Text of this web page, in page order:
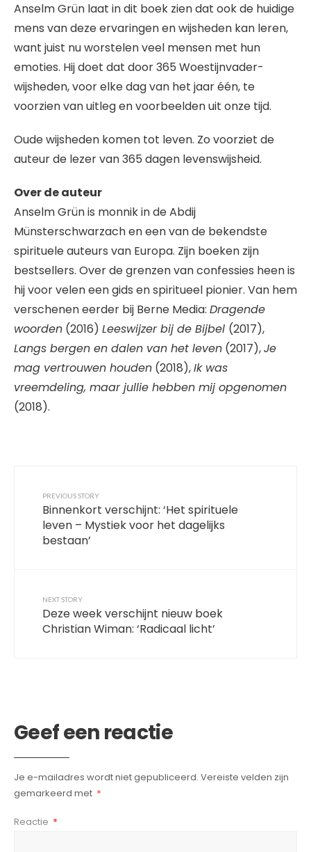
Anselm Grün laat in dit boek zien dat ook de huidige
mens van deze ervaringen en wijsheden kan leren,
want juist nu worstelen veel mensen met hun
emoties. Hij doet dat door 365 Woestijnvader-
wijsheden, voor elke dag van het jaar één, te
voorzien van uitleg en voorbeelden uit onze tijd.
Oude wijsheden komen tot leven. Zo voorziet de
auteur de lezer van 365 dagen levenswijsheid.
Over de auteur
Anselm Grün is monnik in de Abdij
Münsterschwarzach en een van de bekendste
spirituele auteurs van Europa. Zijn boeken zijn
bestsellers. Over de grenzen van confessies heen is
hij voor velen een gids en spiritueel pionier. Van hem
verschenen eerder bij Berne Media: Dragende
woorden (2016) Leeswijzer bij de Bijbel (2017),
Langs bergen en dalen van het leven (2017),Je
mag vertrouwen houden (2018),Ik was
vreemdeling, maar jullie hebben mij opgenomen
(2018).
PREVIOUS STORY
Binnenkort verschijnt: ‘Het spirituele
leven – Mystiek voor het dagelijks
bestaan’
NEXT STORY
Deze week verschijnt nieuw boek
Christian Wiman: ‘Radicaal licht’
Geef een reactie
Je e-mailadres wordt niet gepubliceerd. Vereiste velden zijn
gemarkeerd met *
Reactie *